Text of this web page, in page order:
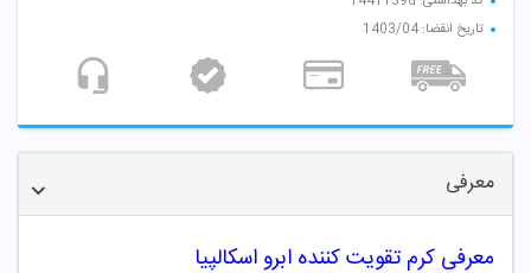
تاریخ انقضا: 1403/04
معرفی
معرفی کرم تقویت کننده ابرو اسکالپیا